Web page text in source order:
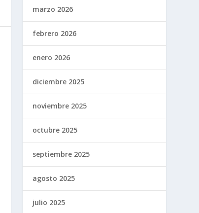
marzo 2026
febrero 2026
enero 2026
diciembre 2025
noviembre 2025
octubre 2025
septiembre 2025
agosto 2025
julio 2025